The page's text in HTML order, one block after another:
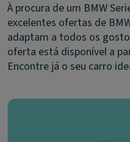
À procura de um BMW
excelentes ofertas de
adaptam a todos os
oferta está disponível a
Encontre já o seu carro